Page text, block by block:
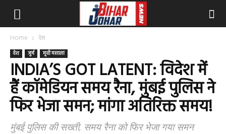
Home देश
देश जुर्म मूवी मसाला
INDIA’S GOT LATENT: विदेश में
हैं कॉमेडियन समय रैना, मुंबई पुलिस ने
फिर भेजा समन; मांगा अतिरिक्त समय!
मुंबई पुलिस की सख्ती, समय रैना को फिर भेजा गया समन